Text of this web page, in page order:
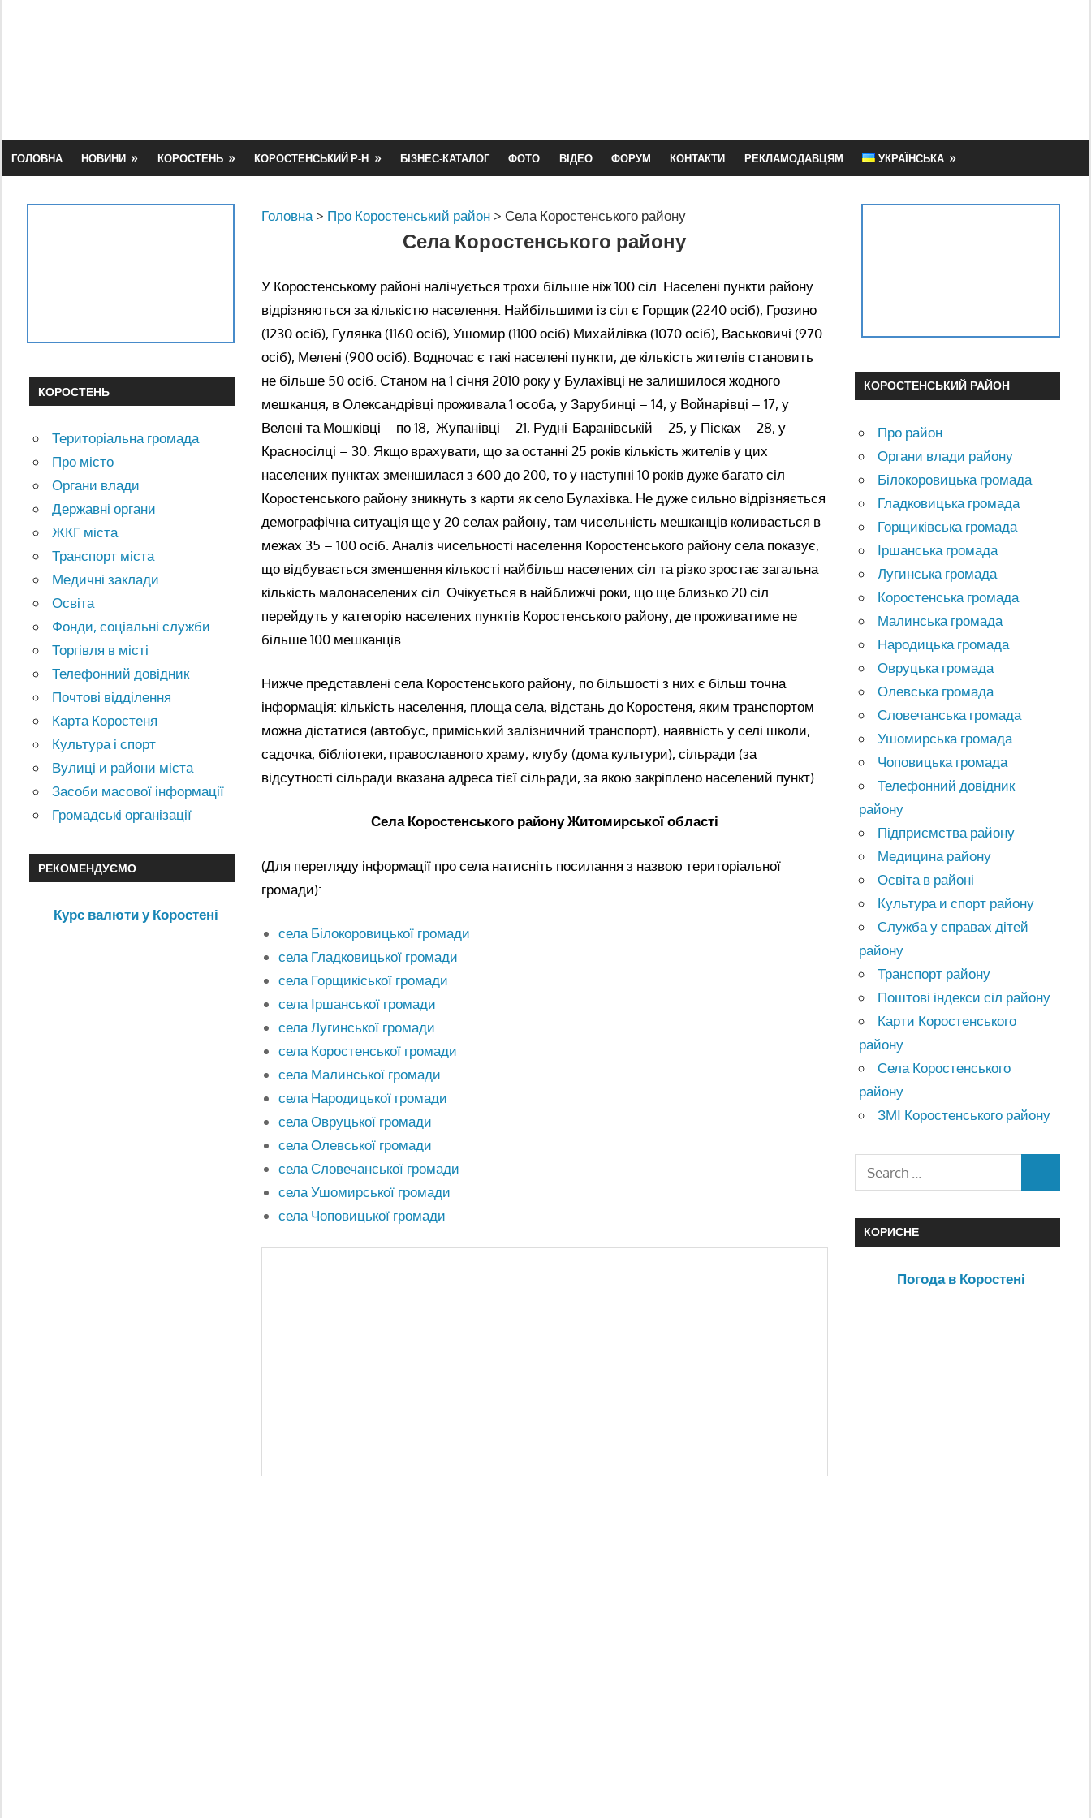
ГОЛОВНА НОВИНИ КОРОСТЕНЬ КОРОСТЕНСЬКИЙ Р-Н БІЗНЕС-КАТАЛОГ ФОТО ВІДЕО ФОРУМ КОНТАКТИ РЕКЛАМОДАВЦЯМ УКРАЇНСЬКА
Головна > Про Коростенський район > Села Коростенського району
Села Коростенського району
У Коростенському районі налічується трохи більше ніж 100 сіл. Населені пункти району
відрізняються за кількістю населення. Найбільшими із сіл є Горщик (2240 осіб), Грозино
(1230 осіб), Гулянка (1160 осіб), Ушомир (1100 осіб) Михайлівка (1070 осіб), Васьковичі (970
осіб), Мелені (900 осіб). Водночас є такі населені пункти, де кількість жителів становить
не більше 50 осіб. Станом на 1 січня 2010 року у Булахівці не залишилося жодного
мешканця, в Олександрівці проживала 1 особа, у Зарубинці – 14, у Войнарівці – 17, у
Велені та Мошківці – по 18, Жупанівці – 21, Рудні-Баранівській – 25, у Пісках – 28, у
Красносілці – 30. Якщо врахувати, що за останні 25 років кількість жителів у цих
населених пунктах зменшилася з 600 до 200, то у наступні 10 років дуже багато сіл
Коростенського району зникнуть з карти як село Булахівка. Не дуже сильно відрізняється
демографічна ситуація ще у 20 селах району, там чисельність мешканців коливається в
межах 35 – 100 осіб. Аналіз чисельності населення Коростенського району села показує,
що відбувається зменшення кількості найбільш населених сіл та різко зростає загальна
кількість малонаселених сіл. Очікується в найближчі роки, що ще близько 20 сіл
перейдуть у категорію населених пунктів Коростенського району, де проживатиме не
більше 100 мешканців.
Нижче представлені села Коростенського району, по більшості з них є більш точна
інформація: кількість населення, площа села, відстань до Коростеня, яким транспортом
можна дістатися (автобус, приміський залізничний транспорт), наявність у селі школи,
садочка, бібліотеки, православного храму, клубу (дома культури), сільради (за
відсутності сільради вказана адреса тієї сільради, за якою закріплено населений пункт).
Села Коростенського району Житомирської області
(Для перегляду інформації про села натисніть посилання з назвою територіальної
громади):
села Білокоровицької громади
села Гладковицької громади
села Горщикіської громади
села Іршанської громади
села Лугинської громади
села Коростенської громади
села Малинської громади
села Народицької громади
села Овруцької громади
села Олевської громади
села Словечанської громади
села Ушомирської громади
села Чоповицької громади
КОРОСТЕНЬ
Територіальна громада
Про місто
Органи влади
Державні органи
ЖКГ міста
Транспорт міста
Медичні заклади
Освіта
Фонди, соціальні служби
Торгівля в місті
Телефонний довідник
Почтові відділення
Карта Коростеня
Культура і спорт
Вулиці и райони міста
Засоби масової інформації
Громадські організації
РЕКОМЕНДУЄМО
Курс валюти у Коростені
КОРОСТЕНСЬКИЙ РАЙОН
Про район
Органи влади району
Білокоровицька громада
Гладковицька громада
Горщиківська громада
Іршанська громада
Лугинська громада
Коростенська громада
Малинська громада
Народицька громада
Овруцька громада
Олевська громада
Словечанська громада
Ушомирська громада
Чоповицька громада
Телефонний довідник
району
Підприємства району
Медицина району
Освіта в районі
Культура и спорт району
Служба у справах дітей
району
Транспорт району
Поштові індекси сіл району
Карти Коростенського
району
Села Коростенського
району
ЗМІ Коростенського району
КОРИСНЕ
Погода в Коростені